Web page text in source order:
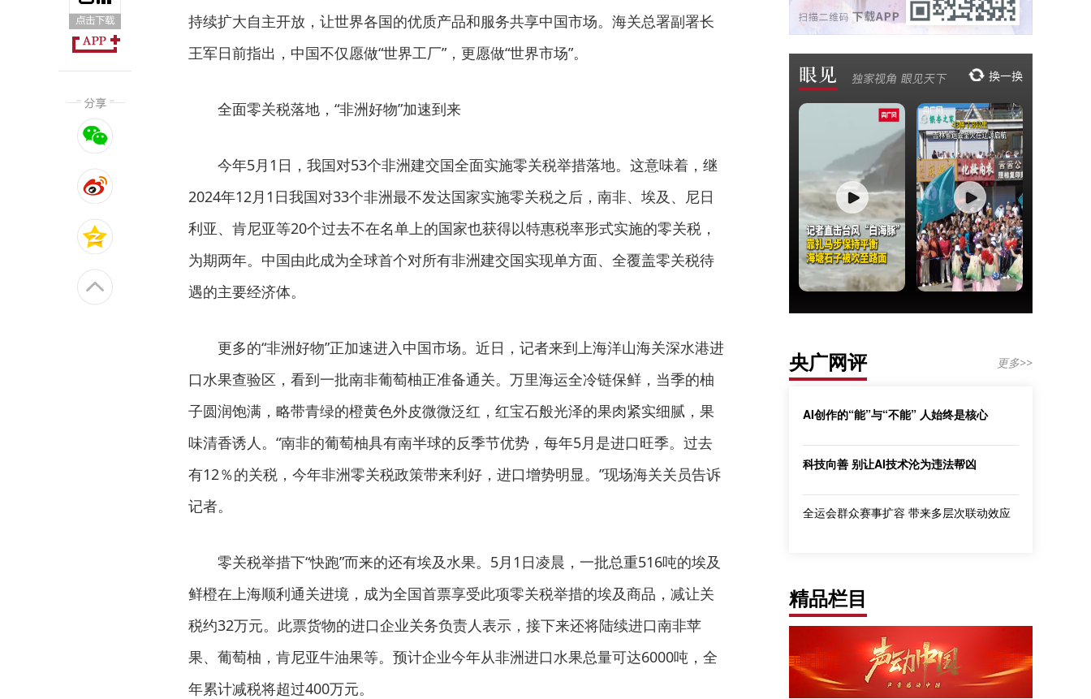
持续扩大自主开放，让世界各国的优质产品和服务共享中国市场。海关总署副署长
王军日前指出，中国不仅愿做“世界工厂”，更愿做“世界市场”。
全面零关税落地，“非洲好物”加速到来
今年5月1日，我国对53个非洲建交国全面实施零关税举措落地。这意味着，继
2024年12月1日我国对33个非洲最不发达国家实施零关税之后，南非、埃及、尼日
利亚、肯尼亚等20个过去不在名单上的国家也获得以特惠税率形式实施的零关税，
为期两年。中国由此成为全球首个对所有非洲建交国实现单方面、全覆盖零关税待
遇的主要经济体。
更多的“非洲好物”正加速进入中国市场。近日，记者来到上海洋山海关深水港进
口水果查验区，看到一批南非葡萄柚正准备通关。万里海运全冷链保鲜，当季的柚
子圆润饱满，略带青绿的橙黄色外皮微微泛红，红宝石般光泽的果肉紧实细腻，果
味清香诱人。“南非的葡萄柚具有南半球的反季节优势，每年5月是进口旺季。过去
有12％的关税，今年非洲零关税政策带来利好，进口增势明显。”现场海关关员告诉
记者。
零关税举措下“快跑”而来的还有埃及水果。5月1日凌晨，一批总重516吨的埃及
鲜橙在上海顺利通关进境，成为全国首票享受此项零关税举措的埃及商品，减让关
税约32万元。此票货物的进口企业关务负责人表示，接下来还将陆续进口南非苹
果、葡萄柚，肯尼亚牛油果等。预计企业今年从非洲进口水果总量可达6000吨，全
年累计减税将超过400万元。
央广网评 更多>>
AI创作的“能”与“不能” 人始终是核心
科技向善 别让AI技术沦为违法帮凶
全运会群众赛事扩容 带来多层次联动效应
精品栏目